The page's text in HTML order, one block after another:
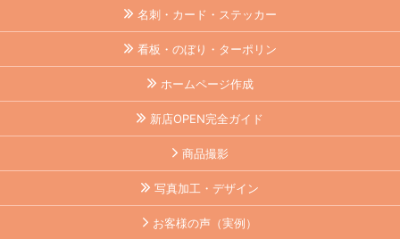
名刺・カード・ステッカー
看板・のぼり・ターポリン
ホームページ作成
新店OPEN完全ガイド
商品撮影
写真加工・デザイン
お客様の声（実例）